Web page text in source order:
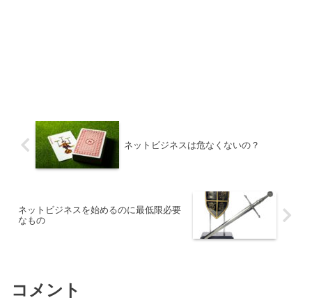
ネットビジネスは危なくないの？
ネットビジネスを始めるのに最低限必要
なもの
コメント